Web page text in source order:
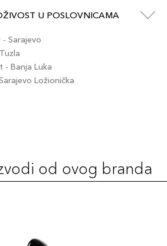
U POSLOVNICAMA
Sarajevo
- Banja Luka
Ložionička
od ovog branda